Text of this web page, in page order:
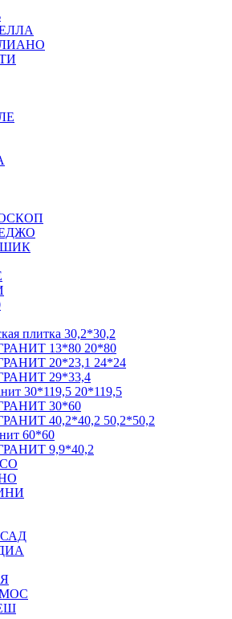
ШИК
плитка 30,2*30,2
13*80 20*80
20*23,1 24*24
29*33,4
30*119,5 20*119,5
30*60
40,2*40,2 50,2*50,2
60*60
9,9*40,2